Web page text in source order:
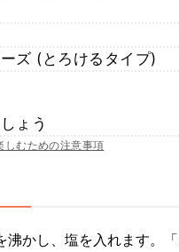
ズ (とろけるタイプ)
ょう
しむための注意事項
沸かし、塩を入れます。